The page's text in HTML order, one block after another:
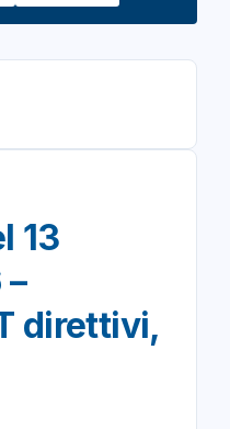
13
direttivi,